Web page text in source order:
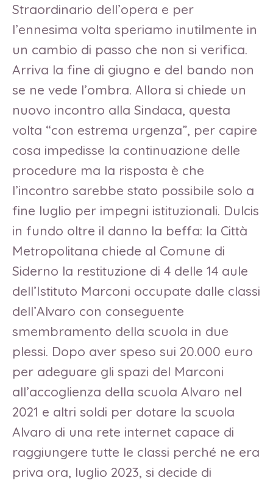
Straordinario dell’opera e per
l’ennesima volta speriamo inutilmente in
un cambio di passo che non si verifica.
Arriva la fine di giugno e del bando non
se ne vede l’ombra. Allora si chiede un
nuovo incontro alla Sindaca, questa
volta “con estrema urgenza”, per capire
cosa impedisse la continuazione delle
procedure ma la risposta è che
l’incontro sarebbe stato possibile solo a
fine luglio per impegni istituzionali. Dulcis
in fundo oltre il danno la beffa: la Città
Metropolitana chiede al Comune di
Siderno la restituzione di 4 delle 14 aule
dell’Istituto Marconi occupate dalle classi
dell’Alvaro con conseguente
smembramento della scuola in due
plessi. Dopo aver speso sui 20.000 euro
per adeguare gli spazi del Marconi
all’accoglienza della scuola Alvaro nel
2021 e altri soldi per dotare la scuola
Alvaro di una rete internet capace di
raggiungere tutte le classi perché ne era
priva ora, luglio 2023, si decide di